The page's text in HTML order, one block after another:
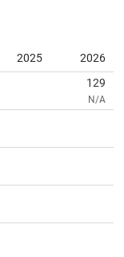
2025
2026
129
N/A